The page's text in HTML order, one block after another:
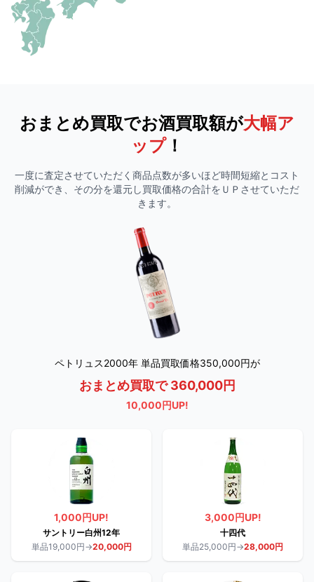
おまとめ買取でお酒買取額が大幅ア
ップ！
一度に査定させていただく商品点数が多いほど時間短縮とコスト
削減ができ、その分を還元し買取価格の合計をＵＰさせていただ
きます。
ペトリュス2000年 単品買取価格350,000円が
おまとめ買取で 360,000円
10,000円UP!
1,000円UP!
サントリー白州12年
単品19,000円→20,000円
3,000円UP!
十四代
単品25,000円→28,000円